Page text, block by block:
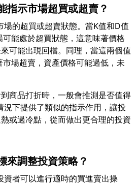
指示市場超買或超賣？
場的超買或超賣狀態。當K值和D值
能處於超買狀態，這意味著價格
可能出現回檔。同理，當這兩個值
場超賣，資產價格可能過低，未
商品打折時，一般會推測是否值得
況下提供了類似的指示作用，讓投
或過冷點，從而做出更合理的投資
來調整投資策略？
資者可以進行適時的買進賣出操